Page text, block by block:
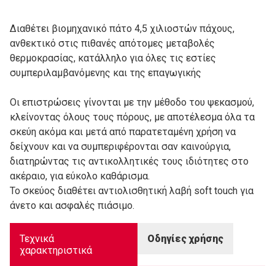
Διαθέτει βιομηχανικό πάτο 4,5 χιλιοστών πάχους,
ανθεκτικό στις πιθανές απότομες μεταβολές
θερμοκρασίας, κατάλληλο για όλες τις εστίες
συμπεριλαμβανόμενης και της επαγωγικής
Οι επιστρώσεις γίνονται με την μέθοδο του ψεκασμού,
κλείνοντας όλους τους πόρους, με αποτέλεσμα όλα τα
σκεύη ακόμα και μετά από παρατεταμένη χρήση να
δείχνουν και να συμπεριφέρονται σαν καινούργια,
διατηρώντας τις αντικολλητικές τους ιδιότητες στο
ακέραιο, για εύκολο καθάρισμα.
Το σκεύος διαθέτει αντιολισθητική λαβή soft touch για
άνετο και ασφαλές πιάσιμο.
Τεχνικά
χαρακτηριστικά
Οδηγίες χρήσης